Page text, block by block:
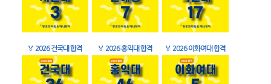
🏅 2026 건국대 합격 🏅 2026 홍익대 합격 🏅 2026 이화여대 합격